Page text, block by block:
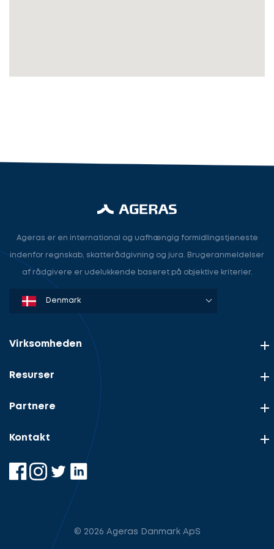
Ageras er en international og uafhængig formidlingstjeneste
indenfor regnskab, skatterådgivning og jura. Brugeranmeldelser
af rådgivere er udelukkende baseret på objektive kriterier.
Denmark
Sweden
Norway
Netherlands
Germany
USA
Virksomheden
Resurser
Partnere
Kontakt
© 2026 Ageras Danmark ApS